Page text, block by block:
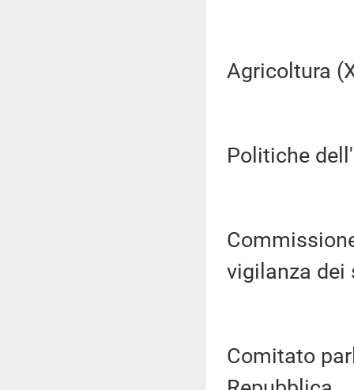
Agricoltura
Politiche
vigilanza dei
Comitato